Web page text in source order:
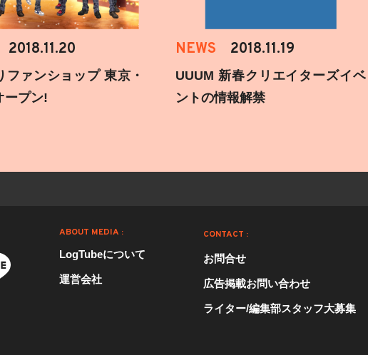
2018.11.20
ファンショップ 東京・
ープン!
NEWS 2018.11.19
UUUM 新春クリエイターズイベ
ントの情報解禁
ABOUT MEDIA :
LogTubeについて
運営会社
CONTACT :
お問合せ
広告掲載お問い合わせ
ライター/編集部スタッフ大募集